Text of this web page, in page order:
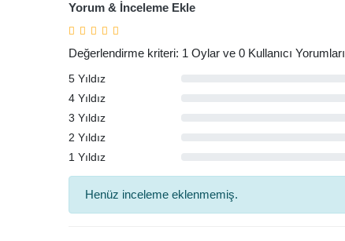
Yorum & İnceleme Ekle
Değerlendirme kriteri: 1 Oylar ve 0 Kullanıcı Yorumları
5 Yıldız
4 Yıldız
3 Yıldız
2 Yıldız
1 Yıldız
Henüz inceleme eklenmemiş.